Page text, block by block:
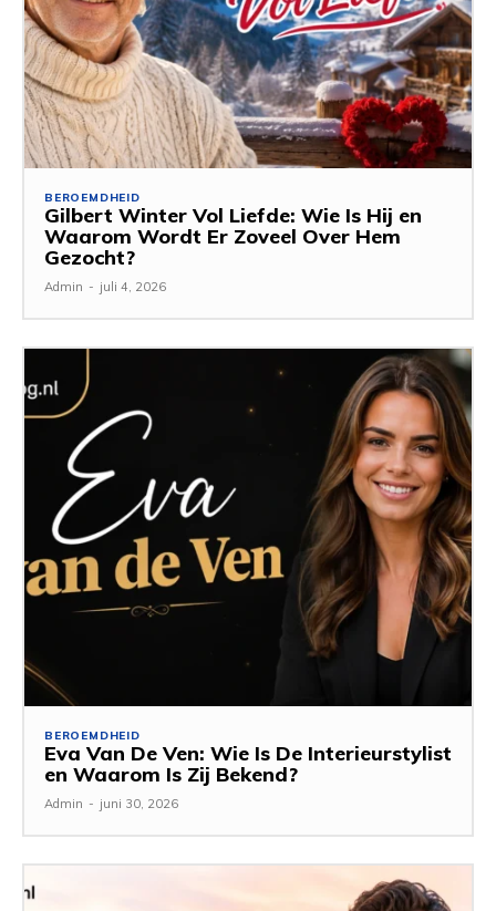
BEROEMDHEID
Gilbert Winter Vol Liefde: Wie Is Hij en
Waarom Wordt Er Zoveel Over Hem
Gezocht?
Admin - juli 4, 2026
BEROEMDHEID
Eva Van De Ven: Wie Is De Interieurstylist
en Waarom Is Zij Bekend?
Admin - juni 30, 2026